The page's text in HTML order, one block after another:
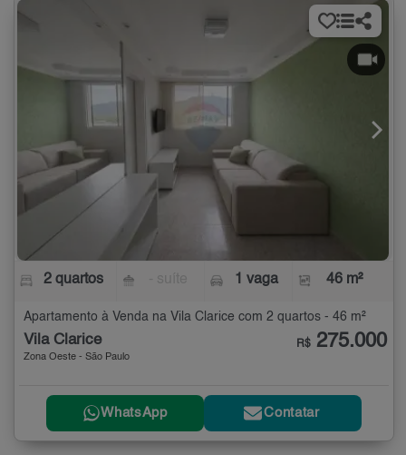
2 quartos 1 vaga 46 m²
Apartamento à Venda na Vila Clarice com 2 quartos - 46 m²
Vila Clarice
Zona Oeste - São Paulo
R$ 275.000
WhatsApp Contatar